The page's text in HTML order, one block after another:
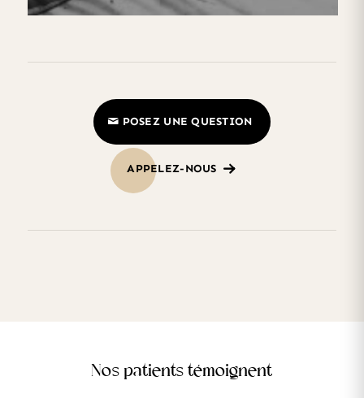
POSEZ UNE QUESTION
APPELEZ-NOUS
Nos patients témoignent